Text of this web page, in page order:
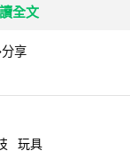
全文
分享
玩具